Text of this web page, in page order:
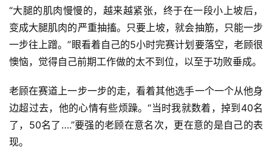
“大腿的肌肉慢慢的，越来越紧张，终于在一段小上坡后，
变成大腿肌肉的严重抽搐。只要上坡，就会抽筋，只能一步
一步往上蹭。”眼看着自己的5小时完赛计划要落空，老顾很
懊恼，觉得自己前期工作做的太不到位，以至于功败垂成。
老顾在赛道上一步一步的走，看着其他选手一个一个从他身
边超过去，他的心情有些烦躁。“当时我就数着，掉到40名
了，50名了….”要强的老顾在意名次，更在意的是自己的表
现。